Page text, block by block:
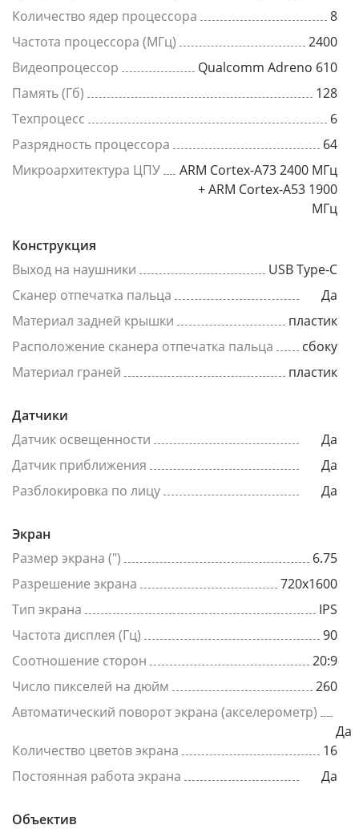
Количество ядер процессора
8
Частота процессора (МГц)
2400
Видеопроцессор
Qualcomm Adreno 610
Память (Гб)
128
Техпроцесс
6
Разрядность процессора
64
Микроархитектура ЦПУ
ARM Cortex-A73 2400 МГц
+ ARM Cortex-A53 1900
МГц
Конструкция
Выход на наушники
USB Type-C
Сканер отпечатка пальца
Да
Материал задней крышки
пластик
Расположение сканера отпечатка пальца
сбоку
Материал граней
пластик
Датчики
Датчик освещенности
Да
Датчик приближения
Да
Разблокировка по лицу
Да
Экран
Размер экрана (")
6.75
Разрешение экрана
720x1600
Тип экрана
IPS
Частота дисплея (Гц)
90
Соотношение сторон
20:9
Число пикселей на дюйм
260
Автоматический поворот экрана (акселерометр)
Да
Количество цветов экрана
16
Постоянная работа экрана
Да
Объектив